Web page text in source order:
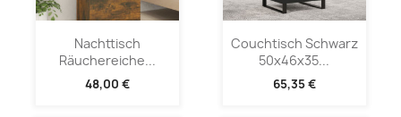
Nachttisch
Räuchereiche...
48,00 €
Couchtisch Schwarz
50x46x35...
65,35 €